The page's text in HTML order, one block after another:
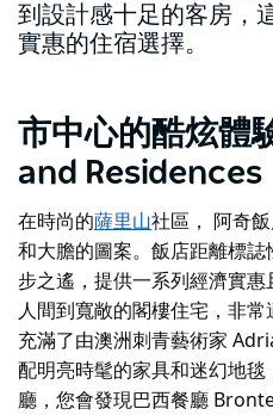
到設計感十足的客房，
實惠的住宿選擇。
市中心的酷炫體
and Residences
在時尚的薩里山社區 ， 阿奇
和大膽的圖案。飯店距離標誌
步之遙 ，提供一系列經濟實
人間到寬敞的閣樓住宅，非
充滿了由澳洲刺青藝術家
配明亮時髦的家具和迷幻地
廳，您會發現巴西餐廳